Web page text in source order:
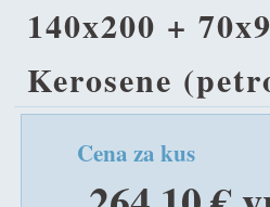
140x200 +
Kerosene
Cena za kus